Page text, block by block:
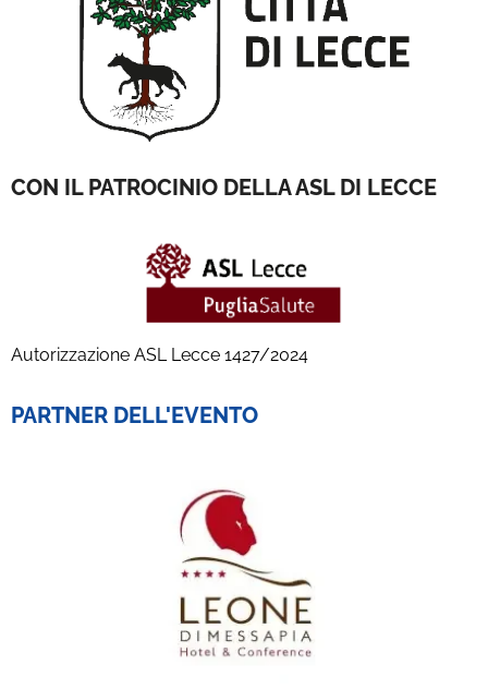
CON IL PATROCINIO DELLA ASL DI LECCE
Autorizzazione ASL Lecce 1427/2024
PARTNER DELL'EVENTO